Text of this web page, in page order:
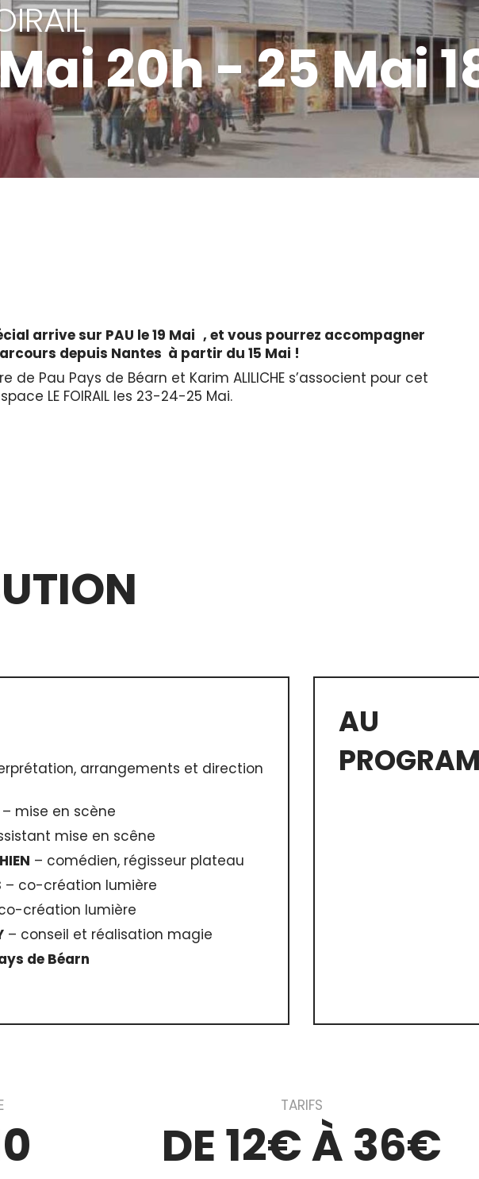
20h - 25 Mai
arrive sur PAU le 19 Mai , et vous pourrez accompagner
depuis Nantes à partir du 15 Mai !
de Pau Pays de Béarn et Karim ALILICHE s’associent pour cet
LE FOIRAIL les 23-24-25 Mai.
arrangements et direction
– mise en scène
mise en scêne
– comédien, régisseur plateau
– co-création lumière
création lumière
– conseil et réalisation magie
de Béarn
AU
TARIFS
DE 12€ À 36€